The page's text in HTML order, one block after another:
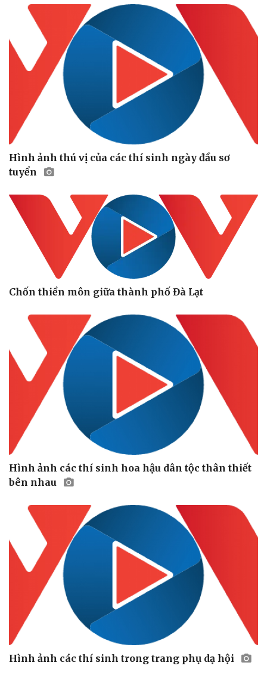
Kinh tế
Bất động sản
Khởi nghiệp
Thị trường
Giá vàng
Tiêu dùng
Tỷ giá
Chứng khoán
Giá cà phê
Hình ảnh thú vị của các thí sinh ngày đầu sơ
tuyển
Chốn thiền môn giữa thành phố Đà Lạt
Hình ảnh các thí sinh hoa hậu dân tộc thân thiết
bên nhau
Hình ảnh các thí sinh trong trang phụ dạ hội